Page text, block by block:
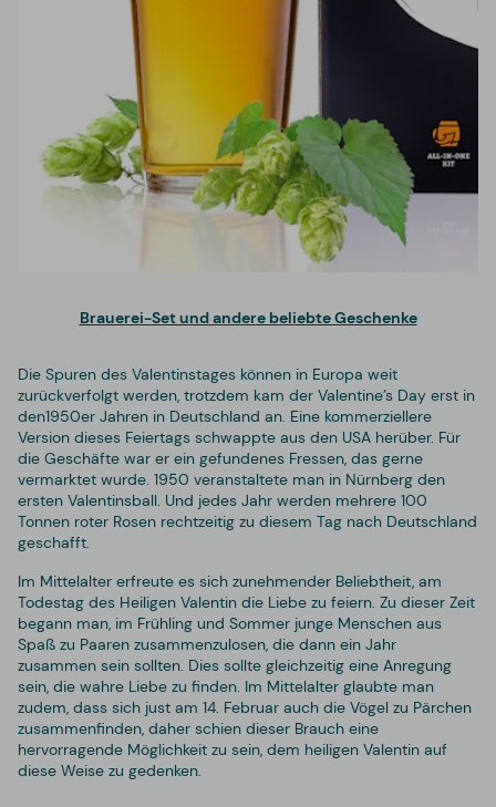
Brauerei-Set und andere beliebte Geschenke
Die Spuren des Valentinstages können in Europa weit
zurückverfolgt werden, trotzdem kam der Valentine’s Day erst in
den1950er Jahren in Deutschland an. Eine kommerziellere
Version dieses Feiertags schwappte aus den USA herüber. Für
die Geschäfte war er ein gefundenes Fressen, das gerne
vermarktet wurde. 1950 veranstaltete man in Nürnberg den
ersten Valentinsball. Und jedes Jahr werden mehrere 100
Tonnen roter Rosen rechtzeitig zu diesem Tag nach Deutschland
geschafft.
Im Mittelalter erfreute es sich zunehmender Beliebtheit, am
Todestag des Heiligen Valentin die Liebe zu feiern. Zu dieser Zeit
begann man, im Frühling und Sommer junge Menschen aus
Spaß zu Paaren zusammenzulosen, die dann ein Jahr
zusammen sein sollten. Dies sollte gleichzeitig eine Anregung
sein, die wahre Liebe zu finden. Im Mittelalter glaubte man
zudem, dass sich just am 14. Februar auch die Vögel zu Pärchen
zusammenfinden, daher schien dieser Brauch eine
hervorragende Möglichkeit zu sein, dem heiligen Valentin auf
diese Weise zu gedenken.